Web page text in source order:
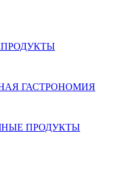
ГАСТРОНОМИЯ
ПРОДУКТЫ